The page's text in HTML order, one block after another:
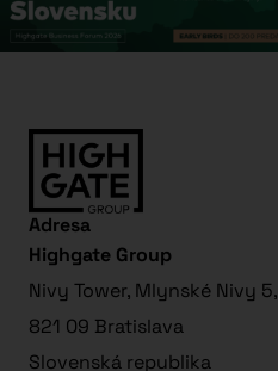
Adresa
Highgate Group
Nivy Tower, Mlynské Nivy 5,
821 09 Bratislava
Slovenská republika